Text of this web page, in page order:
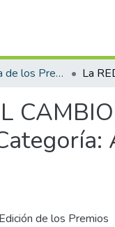
2019 - Entrega de los Premios ISALUD
CAMBIO
de los Premios